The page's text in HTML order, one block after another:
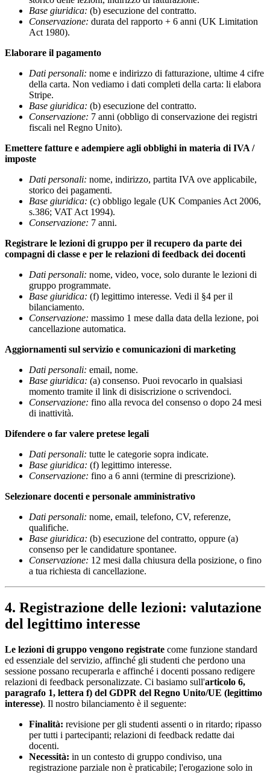
Base giuridica: (b) esecuzione del contratto.
Conservazione: durata del rapporto + 6 anni (UK Limitation
Act 1980).
Elaborare il pagamento
Dati personali: nome e indirizzo di fatturazione, ultime 4 cifre
della carta. Non vediamo i dati completi della carta: li elabora
Stripe.
Base giuridica: (b) esecuzione del contratto.
Conservazione: 7 anni (obbligo di conservazione dei registri
fiscali nel Regno Unito).
Emettere fatture e adempiere agli obblighi in materia di IVA /
imposte
Dati personali: nome, indirizzo, partita IVA ove applicabile,
storico dei pagamenti.
Base giuridica: (c) obbligo legale (UK Companies Act 2006,
s.386; VAT Act 1994).
Conservazione: 7 anni.
Registrare le lezioni di gruppo per il recupero da parte dei
compagni di classe e per le relazioni di feedback dei docenti
Dati personali: nome, video, voce, solo durante le lezioni di
gruppo programmate.
Base giuridica: (f) legittimo interesse. Vedi il §4 per il
bilanciamento.
Conservazione: massimo 1 mese dalla data della lezione, poi
cancellazione automatica.
Aggiornamenti sul servizio e comunicazioni di marketing
Dati personali: email, nome.
Base giuridica: (a) consenso. Puoi revocarlo in qualsiasi
momento tramite il link di disiscrizione o scrivendoci.
Conservazione: fino alla revoca del consenso o dopo 24 mesi
di inattività.
Difendere o far valere pretese legali
Dati personali: tutte le categorie sopra indicate.
Base giuridica: (f) legittimo interesse.
Conservazione: fino a 6 anni (termine di prescrizione).
Selezionare docenti e personale amministrativo
Dati personali: nome, email, telefono, CV, referenze,
qualifiche.
Base giuridica: (b) esecuzione del contratto, oppure (a)
consenso per le candidature spontanee.
Conservazione: 12 mesi dalla chiusura della posizione, o fino
a tua richiesta di cancellazione.
4. Registrazione delle lezioni: valutazione
del legittimo interesse
Le lezioni di gruppo vengono registrate come funzione standard
ed essenziale del servizio, affinché gli studenti che perdono una
sessione possano recuperarla e affinché i docenti possano redigere
relazioni di feedback personalizzate. Ci basiamo sull'articolo 6,
paragrafo 1, lettera f) del GDPR del Regno Unito/UE (legittimo
interesse). Il nostro bilanciamento è il seguente:
Finalità: revisione per gli studenti assenti o in ritardo; ripasso
per tutti i partecipanti; relazioni di feedback redatte dai
docenti.
Necessità: in un contesto di gruppo condiviso, una
registrazione parziale non è praticabile; l'erogazione solo in